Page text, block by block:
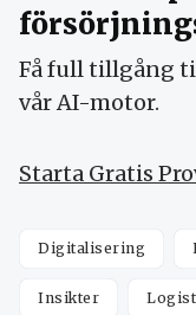
Få full tillgång
vår AI-motor.
Starta Gratis
Digitalisering
Insikter